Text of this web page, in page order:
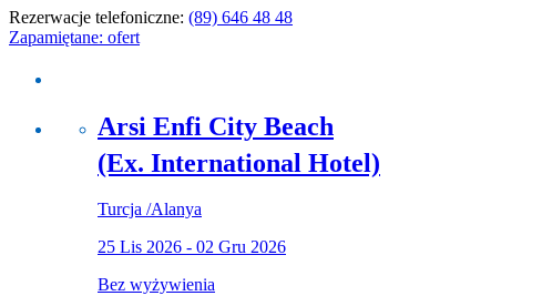
Rezerwacje telefoniczne: (89) 646 48 48
Zapamiętane: ofert
Arsi Enfi City Beach
(Ex. International Hotel)
Turcja /Alanya
25 Lis 2026 - 02 Gru 2026
Bez wyżywienia